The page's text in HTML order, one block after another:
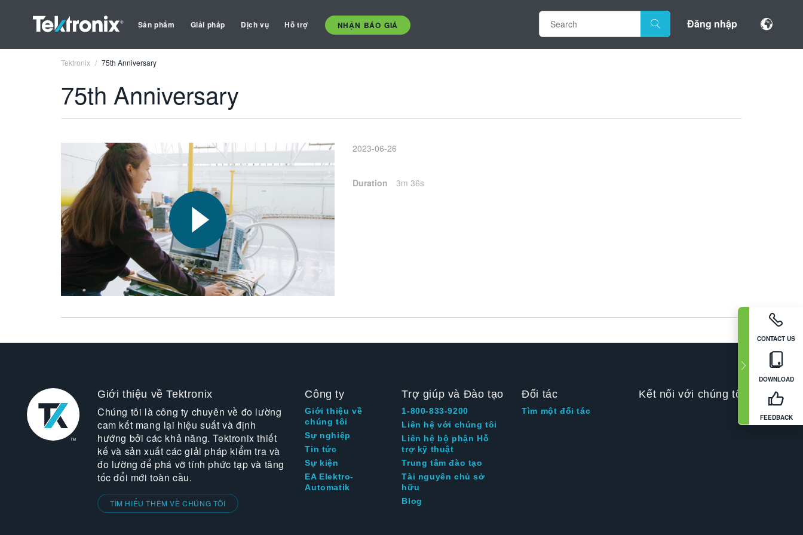
Sản phẩm Giải pháp Dịch vụ Hỗ trợ NHẬN BÁO GIÁ Đăng nhập
CONTACT US
DOWNLOAD
FEEDBACK
Tektronix 75th Anniversary
75th Anniversary
2023-06-26
Duration 3m 36s
Giới thiệu về Tektronix
Chúng tôi là công ty chuyên về đo lường
cam kết mang lại hiệu suất và định
hướng bởi các khả năng. Tektronix thiết
kế và sản xuất các giải pháp kiểm tra và
đo lường để phá vỡ tính phức tạp và tăng
tốc đổi mới toàn cầu.
TÌM HIỂU THÊM VỀ CHÚNG TÔI
Công ty
Giới thiệu về
chúng tôi
Sự nghiệp
Tin tức
Sự kiện
EA Elektro-
Automatik
Trợ giúp và Đào tạo
1-800-833-9200
Liên hệ với chúng tôi
Liên hệ bộ phận Hỗ
trợ kỹ thuật
Trung tâm đào tạo
Tài nguyên chủ sở
hữu
Blog
Đối tác
Tìm một đối tác
Kết nối với chúng tôi